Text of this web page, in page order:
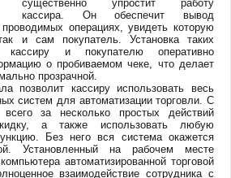
существенно упростит работу
кассира. Он обеспечит вывод
операциях, увидеть которую
и сам покупатель. Установка таких
кассиру и покупателю оперативно
о пробиваемом чеке, что делает
прозрачной.
позволит кассиру использовать весь
систем для автоматизации торговли. С
за несколько простых действий
а также использовать любую
Без него вся система окажется
Установленный на рабочем месте
автоматизированной торговой
взаимодействие сотрудника с